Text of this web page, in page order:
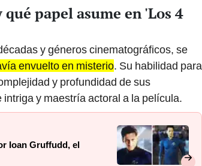
papel asume en 'Los 4
y géneros cinematográficos, se
envuelto en misterio. Su habilidad para
y profundidad de sus
y maestría actoral a la película.
Ioan Gruffudd, el